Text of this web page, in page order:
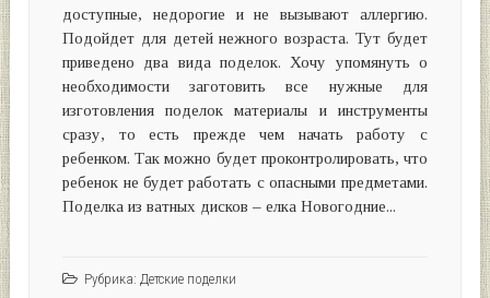
доступные, недорогие и не вызывают аллергию.
Подойдет для детей нежного возраста. Тут будет
приведено два вида поделок. Хочу упомянуть о
необходимости заготовить все нужные для
изготовления поделок материалы и инструменты
сразу, то есть прежде чем начать работу с
ребенком. Так можно будет проконтролировать, что
ребенок не будет работать с опасными предметами.
Поделка из ватных дисков – елка Новогодние...
Рубрика:Детские поделки